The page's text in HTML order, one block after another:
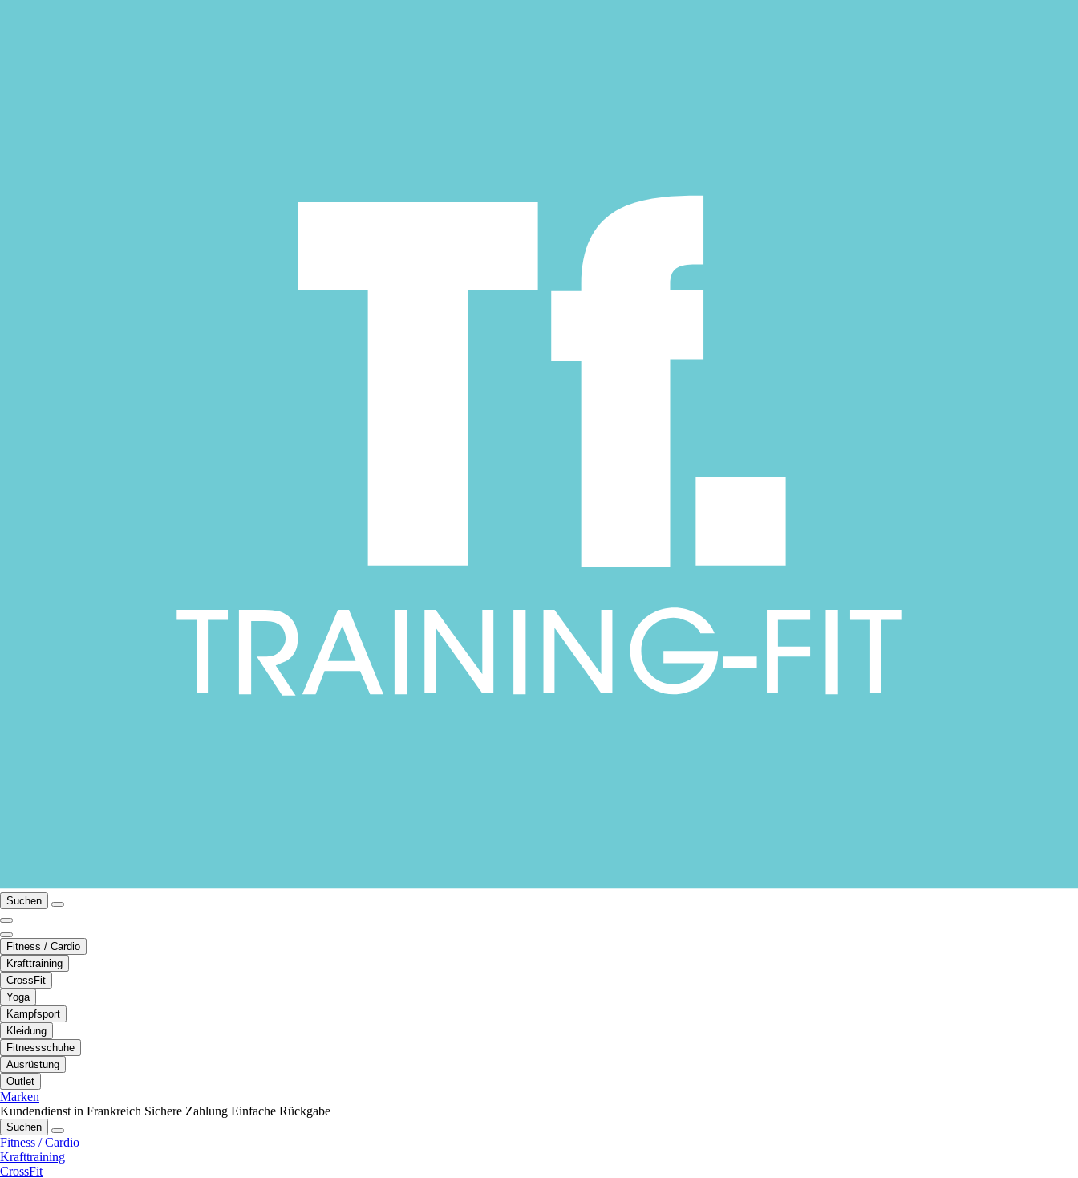
Suchen
Fitness / Cardio
Krafttraining
CrossFit
Yoga
Kampfsport
Kleidung
Fitnessschuhe
Ausrüstung
Outlet
Marken
Kundendienst in Frankreich Sichere Zahlung Einfache Rückgabe
Suchen
Fitness / Cardio
Krafttraining
CrossFit